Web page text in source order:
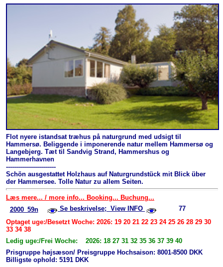
Flot nyere istandsat træhus på naturgrund med udsigt til
Hammersø. Beliggende i imponerende natur mellem Hammersø og
Langebjerg. Tæt til Sandvig Strand, Hammershus og
Hammerhavnen
-------------------------
Schön ausgestattet Holzhaus auf Natur­grundstück mit Blick über
der Hammersee. Tolle Natur zu allem Seiten.
Læs mere... / more info... Booking... Buchung...
2000_59n
Se beskrivelse; View INFO
77
Optaget uge:/Besetzt Woche: 2026: 19 20 21 22 23 24 25 26 28 29 30
33 34 38
Ledig uge:/Frei Woche: 2026: 18 27 31 32 35 36 37 39 40
Prisgruppe højsæson/ Preisgruppe Hochsaison: 8001-8500 DKK
Billigste ophold: 5191 DKK